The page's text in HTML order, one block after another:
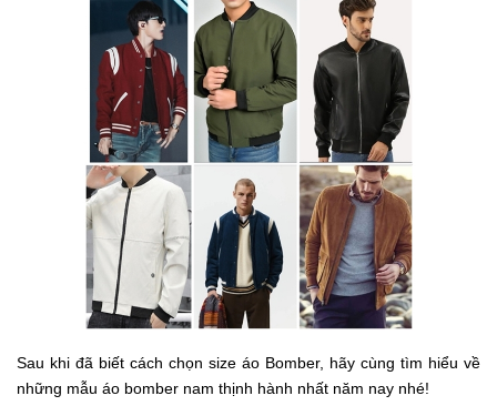
Sau khi đã biết cách chọn size áo Bomber, hãy cùng tìm hiểu về
những mẫu áo bomber nam thịnh hành nhất năm nay nhé!